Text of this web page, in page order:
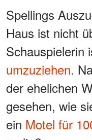
Spellings
Haus ist nicht
Schauspielerin
umzuziehen.
der ehelichen
gesehen, wie
ein Motel für